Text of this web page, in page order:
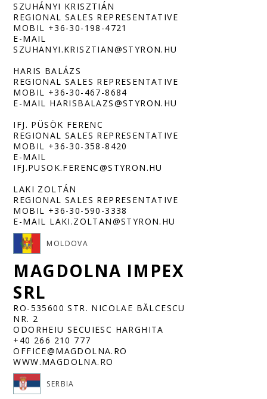
SZUHÁNYI KRISZTIÁN
REGIONAL SALES REPRESENTATIVE
MOBIL +36-30-198-4721
E-MAIL
SZUHANYI.KRISZTIAN@STYRON.HU
HARIS BALÁZS
REGIONAL SALES REPRESENTATIVE
MOBIL +36-30-467-8684
E-MAIL HARISBALAZS@STYRON.HU
IFJ. PÜSÖK FERENC
REGIONAL SALES REPRESENTATIVE
MOBIL +36-30-358-8420
E-MAIL
IFJ.PUSOK.FERENC@STYRON.HU
LAKI ZOLTÁN
REGIONAL SALES REPRESENTATIVE
MOBIL +36-30-590-3338
E-MAIL LAKI.ZOLTAN@STYRON.HU
MOLDOVA
MAGDOLNA IMPEX
SRL
RO-535600 STR. NICOLAE BĂLCESCU
NR. 2
ODORHEIU SECUIESC HARGHITA
+40 266 210 777
OFFICE@MAGDOLNA.RO
WWW.MAGDOLNA.RO
SERBIA